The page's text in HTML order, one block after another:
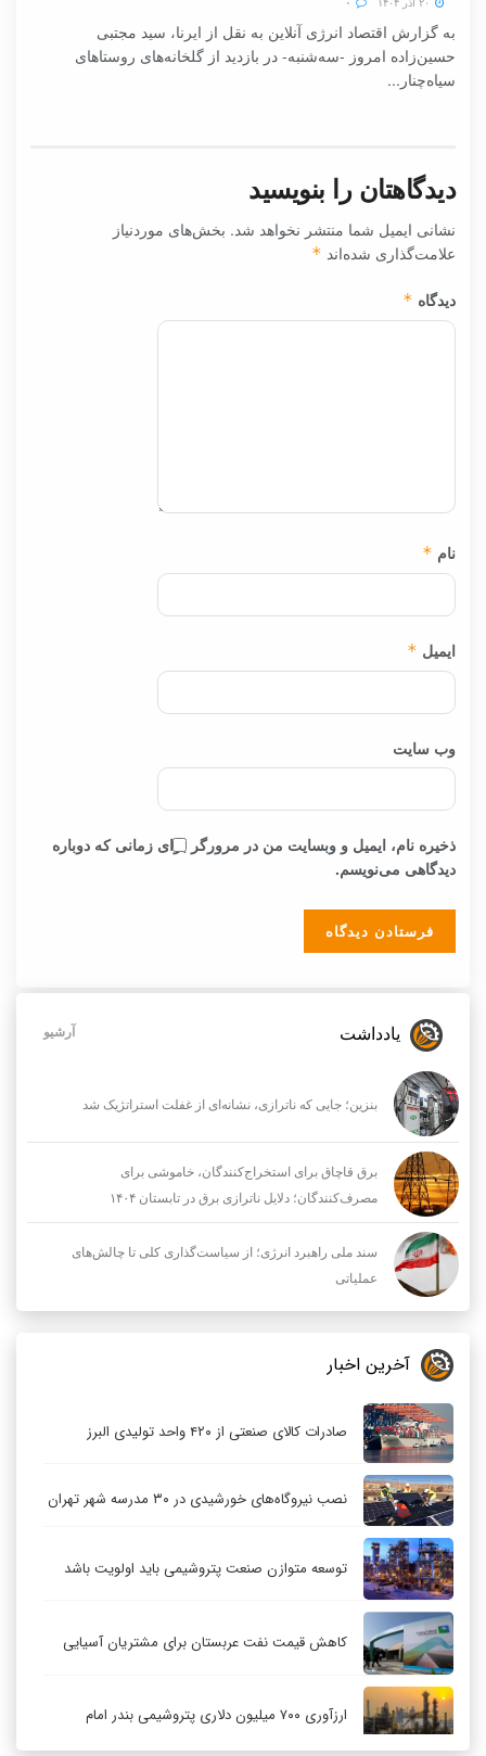
به گزارش اقتصاد انرژی آنلاین به نقل از ایرنا، سید مجتبی
حسین‌زاده امروز -سه‌شنبه- در بازدید از گلخانه‌های روستاهای
سیاه‌چنار...
دیدگاهتان را بنویسید
نشانی ایمیل شما منتشر نخواهد شد. بخش‌های موردنیاز
علامت‌گذاری شده‌اند *
دیدگاه *
نام *
ایمیل *
وب‌ سایت
ذخیره نام، ایمیل و وبسایت من در مرورگر برای زمانی که دوباره
دیدگاهی می‌نویسم.
یادداشت آرشیو
بنزین؛ جایی که ناترازی، نشانه‌ای از غفلت استراتژیک شد
برق قاچاق برای استخراج‌کنندگان، خاموشی برای
مصرف‌کنندگان؛ دلایل ناترازی برق در تابستان ۱۴۰۴
سند ملی راهبرد انرژی؛ از سیاست‌گذاری کلی تا چالش‌های
عملیاتی
آخرین اخبار
صادرات کالای صنعتی از ۴۲۰ واحد تولیدی البرز
نصب نیروگاه‌های خورشیدی در ۳۰ مدرسه شهر تهران
توسعه متوازن صنعت پتروشیمی باید اولویت باشد
کاهش قیمت نفت عربستان برای مشتریان آسیایی
ارزآوری ۷۰۰ میلیون دلاری پتروشیمی بندر امام